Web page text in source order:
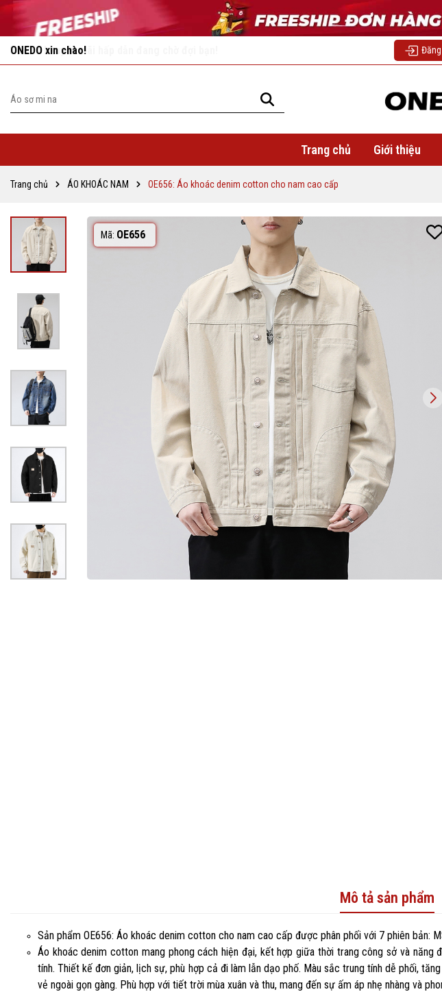
Vô vàn khuyến mãi hấp dẫn đang chờ đợi bạn!
Trang chủ Giới thiệu
Trang chủ ÁO KHOÁC NAM OE656: Áo khoác denim cotton cho nam cao cấp
Mã: OE656
Mô tả sản phẩm
Sản phẩm OE656: Áo khoác denim cotton cho nam cao cấp được phân phối với 7 phiên bản:
Áo khoác denim cotton mang phong cách hiện đại, kết hợp giữa thời trang công sở và
tính. Thiết kế đơn giản, lịch sự, phù hợp cả đi làm lẫn dạo phố. Màu sắc trung tính dễ phối,
vẻ ngoài gọn gàng. Phù hợp với tiết trời mùa xuân và thu, mang đến sự ấm áp nhẹ nhàng và